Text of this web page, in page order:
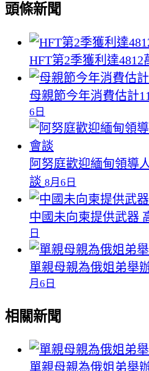
頭條新聞
HFT第2季獲利達4812
母親節今年消費估計
6日
阿努庭歡迎緬甸領導
談 8月6日
中國未向柬提供武器
日
單親母親為俄姐弟舉
月6日
相關新聞
單親母親為俄姐弟舉